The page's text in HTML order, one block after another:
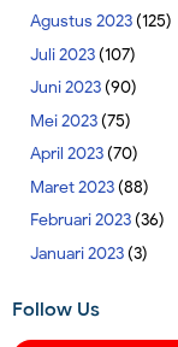
Agustus 2023(125)
Juli 2023(107)
Juni 2023(90)
Mei 2023(75)
April 2023(70)
Maret 2023(88)
Februari 2023(36)
Januari 2023(3)
Follow Us